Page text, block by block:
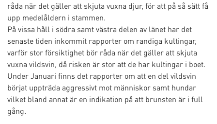
råda när det gäller att skjuta vuxna djur, för att på så sätt få
upp medelåldern i stammen.
På vissa håll i södra samt västra delen av länet har det
senaste tiden inkommit rapporter om randiga kultingar,
varför stor försiktighet bör råda när det gäller att skjuta
vuxna vildsvin, då risken är stor att de har kultingar i boet.
Under Januari finns det rapporter om att en del vildsvin
börjat uppträda aggressivt mot människor samt hundar
vilket bland annat är en indikation på att brunsten är i full
gång.